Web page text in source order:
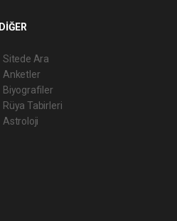
DİĞER
Sitede Ara
Anketler
Biyografiler
Rüya Tabirleri
Astroloji